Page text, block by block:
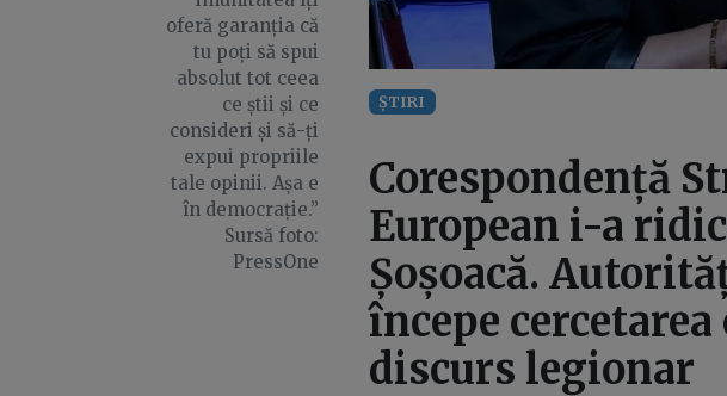
oferă garanția că
tu poți să spui
absolut tot ceea
ce știi și ce
consideri și să-ți
expui propriile
tale opinii. Așa e
în democrație.”
Sursă foto:
PressOne
ȘTIRI
Corespondență
European i-a
Șoșoacă.
începe
discurs legionar